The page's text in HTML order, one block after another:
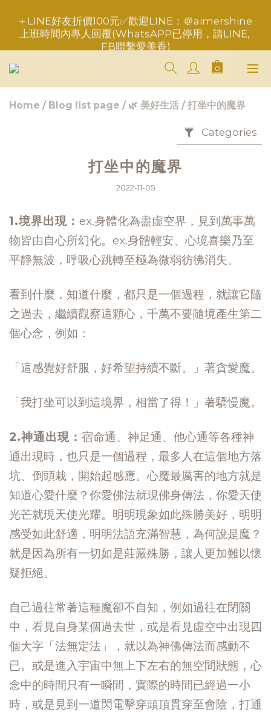
重要事項請點此聯繫，勿於訂單備註，以免錯失服務
上班時間內專人回覆(WhatsAPP已停用，請LINE,
FB聯繫愛美香)
重要事項請點此聯繫，勿於訂單備註，以免錯失服務
Home / Blog list page / 🌿 美好生活 /打坐中的魔界
Categories
打坐中的魔界
2022-11-05
1.境界出現： ex.身體化為盡虛空界，見到萬事萬
物皆由自心所幻化。ex.身體輕安、心境喜樂乃至
平靜無波，呼吸心跳轉至極為微弱彷彿消失。
看到什麼，知道什麼，都只是一個過程，就讓它隨
之過去，繼續觀察這顆心，千萬不要隨境產生第二
個心念，例如：
「這感覺好舒服，好希望持續不斷。」著貪愛魔。
「我打坐可以到這境界，相當了得！」著驕慢魔。
2.神通出現： 宿命通、神足通、他心通等各種神
通出現時，也只是一個過程，最多人在這個地方落
坑、倒頭栽，開始起感應。心魔最厲害的地方就是
知道心愛什麼？你愛佛法就現佛身傳法，你愛天使
光芒就現天使光耀。明明現象如此殊勝美好，明明
感受如此舒適，明明法語充滿智慧，為何說是魔？
就是因為所有一切如是莊嚴殊勝，讓人更加難以懷
疑拒絕。
自己過往常著這種魔卻不自知，例如過往在閉關
中，看見自身某個過去世，或是看見虛空中出現四
個大字「法無定法」，就以為神佛傳法而感動不
已。或是進入宇宙中無上下左右的無空間狀態，心
念中的時間只有一瞬間，實際的時間已經過一小
時，或是見到一道閃電擊穿頭頂貫穿至會陰，打通